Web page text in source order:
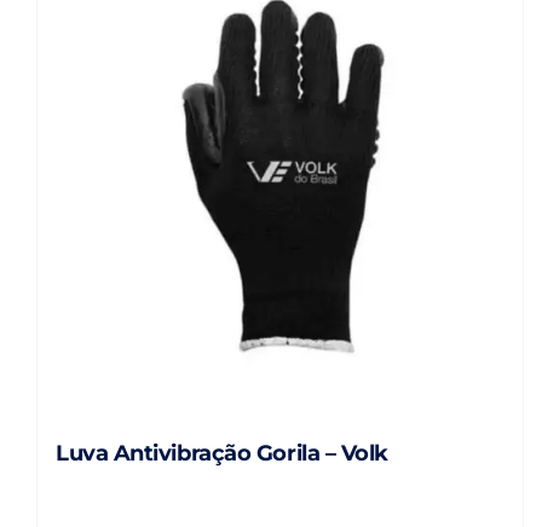
Luva Antivibração Gorila – Volk